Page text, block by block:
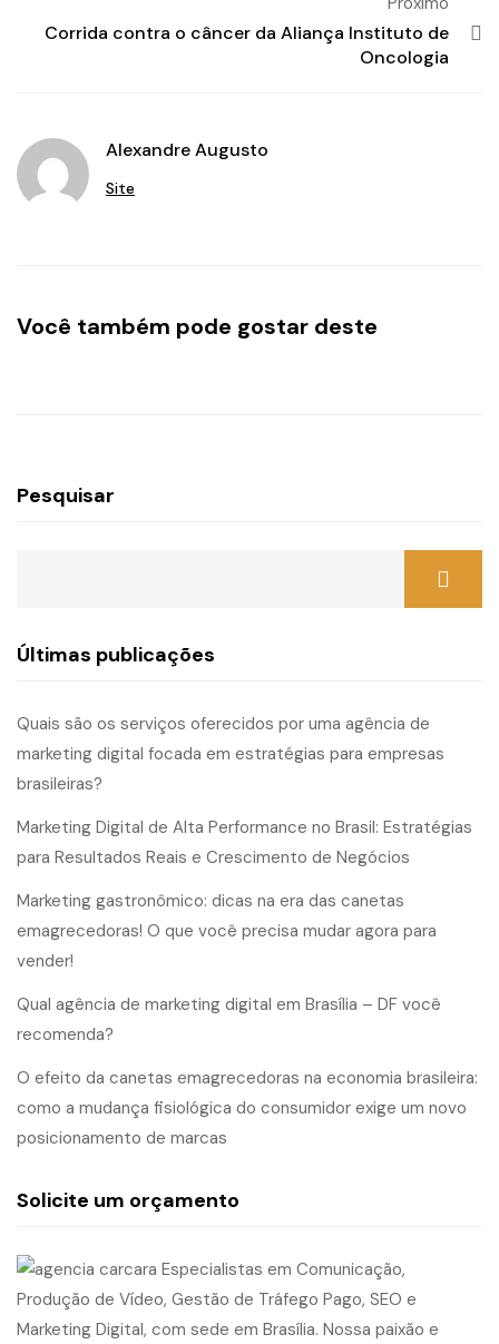
Corrida contra o câncer da Aliança Instituto de
Oncologia
Alexandre Augusto
Site
Você também pode gostar deste
Pesquisar
Últimas publicações
Quais são os serviços oferecidos por uma agência de
marketing digital focada em estratégias para empresas
brasileiras?
Marketing Digital de Alta Performance no Brasil: Estratégias
para Resultados Reais e Crescimento de Negócios
Marketing gastronômico: dicas na era das canetas
emagrecedoras! O que você precisa mudar agora para
vender!
Qual agência de marketing digital em Brasília – DF você
recomenda?
O efeito da canetas emagrecedoras na economia brasileira:
como a mudança fisiológica do consumidor exige um novo
posicionamento de marcas
Solicite um orçamento